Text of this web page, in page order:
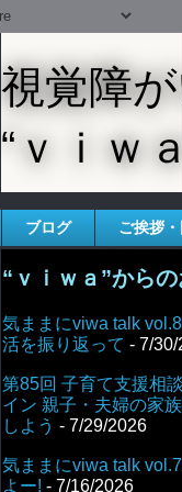
視覚障
“ｖｉｗ
ブログ ご挨拶
“ｖｉｗａ”から
気ままにviwa talk
活を振り返って - 7/
第85回 子育て支援相
イン 親子・夫婦の家
しよう - 7/29/2026
気ままにviwa talk
よー! - 7/16/2026